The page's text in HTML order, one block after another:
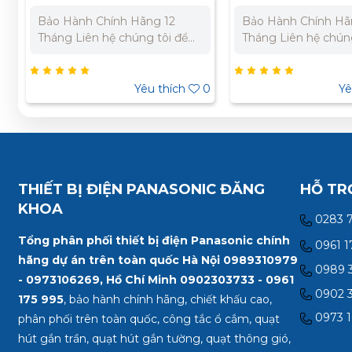
Bảo Hành Chính Hãng 12
Tháng Liên hệ chúng tôi để
án. Miền Bắc : 0989 310 979
0902 303 733 – 0945 332
Yêu thích 0
Bảo Hành Chính
Tháng Liên hệ chúng tôi để
án. Miền Bắc : 0989 310 979
0902 303 733 –
THIẾT BỊ ĐIỆN PANASONIC ĐĂNG
KHOA
Tổng phân phối thiết bị điện Panasonic chính
hãng dự án trên toàn quốc Hà Nội 0989310979
- 0973106269, Hồ Chí Minh 0902303733 - 0961
175 995, bảo hành chính hãng, chiết khấu cao,
phân phối trên toàn quốc, công tắc ổ cắm, quạt
hút gắn trần, quạt hút gắn tường, quạt thông gió,
HỖ
0283
0961
0989
0902
0973